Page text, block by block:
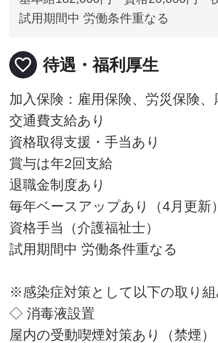
試用期間中 労働条件重なる
favorite_border 待遇・福利厚生
加入保険：雇用保険、労災保険
交通費支給あり
資格取得支援・手当あり
賞与は年2回支給
退職金制度あり
毎年ベースアップあり（4月更新
資格手当（介護福祉士）
試用期間中 労働条件重なる
※感染症対策として以下の取り
◇ 消毒液設置
屋内の受動喫煙対策あり（禁煙）